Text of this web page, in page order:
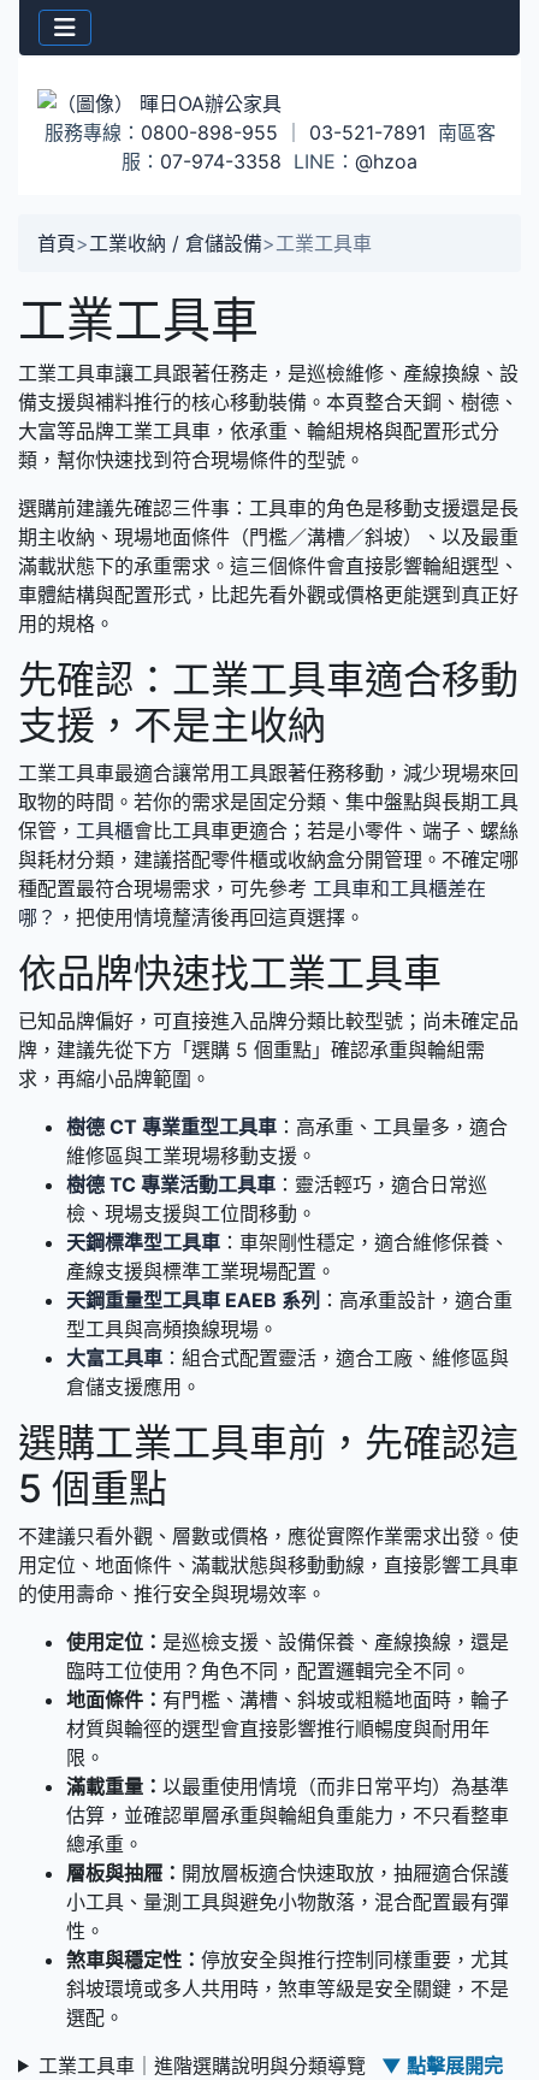
服務專線： 0800-898-955 03-521-7891 南區客
服： 07-974-3358 LINE： @hzoa
首頁>工業收納 / 倉儲設備>工業工具車
工業工具車
工業工具車讓工具跟著任務走，是巡檢維修、產線換線、設
備支援與補料推行的核心移動裝備。本頁整合天鋼、樹德、
大富等品牌工業工具車，依承重、輪組規格與配置形式分
類，幫你快速找到符合現場條件的型號。
選購前建議先確認三件事：工具車的角色是移動支援還是長
期主收納、現場地面條件（門檻／溝槽／斜坡）、以及最重
滿載狀態下的承重需求。這三個條件會直接影響輪組選型、
車體結構與配置形式，比起先看外觀或價格更能選到真正好
用的規格。
先確認：工業工具車適合移動
支援，不是主收納
工業工具車最適合讓常用工具跟著任務移動，減少現場來回
取物的時間。若你的需求是固定分類、集中盤點與長期工具
保管， 工具櫃會比工具車更適合；若是小零件、端子、螺絲
與耗材分類，建議搭配零件櫃或收納盒分開管理。不確定哪
種配置最符合現場需求，可先參考 工具車和工具櫃差在
哪？ ，把使用情境釐清後再回這頁選擇。
依品牌快速找工業工具車
已知品牌偏好，可直接進入品牌分類比較型號；尚未確定品
牌，建議先從下方「選購 5 個重點」確認承重與輪組需
求，再縮小品牌範圍。
樹德 CT 專業重型工具車 ：高承重、工具量多，適合
維修區與工業現場移動支援。
樹德 TC 專業活動工具車 ：靈活輕巧，適合日常巡
檢、現場支援與工位間移動。
天鋼標準型工具車 ：車架剛性穩定，適合維修保養、
產線支援與標準工業現場配置。
天鋼重量型工具車 EAEB 系列 ：高承重設計，適合重
型工具與高頻換線現場。
大富工具車 ：組合式配置靈活，適合工廠、維修區與
倉儲支援應用。
選購工業工具車前，先確認這
5 個重點
不建議只看外觀、層數或價格，應從實際作業需求出發。使
用定位、地面條件、滿載狀態與移動動線，直接影響工具車
的使用壽命、推行安全與現場效率。
使用定位： 是巡檢支援、設備保養、產線換線，還是
臨時工位使用？角色不同，配置邏輯完全不同。
地面條件： 有門檻、溝槽、斜坡或粗糙地面時，輪子
材質與輪徑的選型會直接影響推行順暢度與耐用年
限。
滿載重量： 以最重使用情境（而非日常平均）為基準
估算，並確認單層承重與輪組負重能力，不只看整車
總承重。
層板與抽屜： 開放層板適合快速取放，抽屜適合保護
小工具、量測工具與避免小物散落，混合配置最有彈
性。
煞車與穩定性： 停放安全與推行控制同樣重要，尤其
斜坡環境或多人共用時，煞車等級是安全關鍵，不是
選配。
工業工具車｜進階選購說明與分類導覽
▼ 點擊展開完